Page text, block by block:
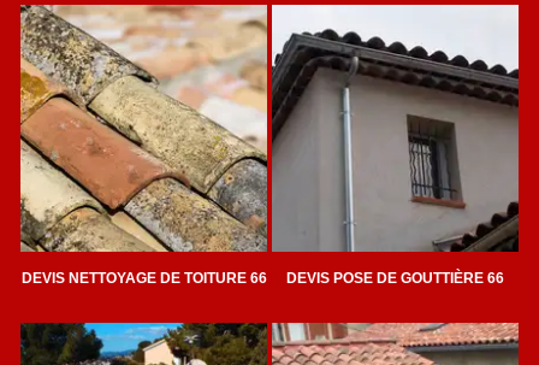
DEVIS NETTOYAGE DE TOITURE 66 DEVIS POSE DE GOUTTIÈRE 66